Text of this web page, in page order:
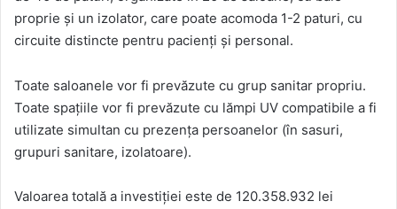
proprie și un izolator, care poate acomoda 1-2 paturi, cu
circuite distincte pentru pacienți și personal.
Toate saloanele vor fi prevăzute cu grup sanitar propriu.
Toate spațiile vor fi prevăzute cu lămpi UV compatibile a fi
utilizate simultan cu prezența persoanelor (în sasuri,
grupuri sanitare, izolatoare).
Valoarea totală a investiției este de 120.358.932 lei